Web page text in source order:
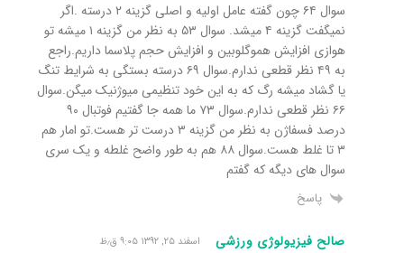
سوال ۶۴ چون گفته عامل اولیه و اصلی گزینه ۲ درسته .اگر
نمیگفت گزینه ۴ میشد. سوال ۵۳ به نظر من گزینه ۱ میشه تو
هوازی افزایش هموگلوبین و افزایش حجم پلاسما داریم.راجع
به ۴۹ نظر قطعی ندارم.سوال ۶۹ درسته بستگی به شرایط تنگ
یا گشاد میشه رگ که به این خود تنظیمی میوژنیک میگن.سوال
۶۶ نظر قطعی ندارم.سوال ۷۳ ما همه جا گفتیم فوتبال ۹۰
درصد فسفاژن به نظر من گزینه ۳ درست تر هست.تو امار هم
۳ تا غلط هست.سوال ۸۸ هم به طور واضح غلطه و یک سری
سوال های دیگه که گفتم
پاسخ
صالح فیزیولوژی ورزشی اسفند ۲۵, ۱۳۹۲ ۹:۰۵ ق٫ظ